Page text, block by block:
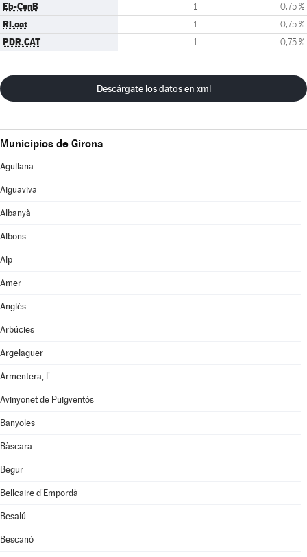
Eb-CenB 1 0,75 %
RI.cat 1 0,75 %
PDR.CAT 1 0,75 %
Descárgate los datos en xml
Municipios de Girona
Agullana
Aiguaviva
Albanyà
Albons
Alp
Amer
Anglès
Arbúcies
Argelaguer
Armentera, l'
Avinyonet de Puigventós
Banyoles
Bàscara
Begur
Bellcaire d'Empordà
Besalú
Bescanó